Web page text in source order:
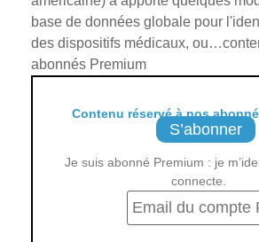
base de données globale pour
des dispositifs médicaux,
abonnés Premium
Contenu réservé à nos
S’abonner
Je suis abonné Premium : je
connecte.